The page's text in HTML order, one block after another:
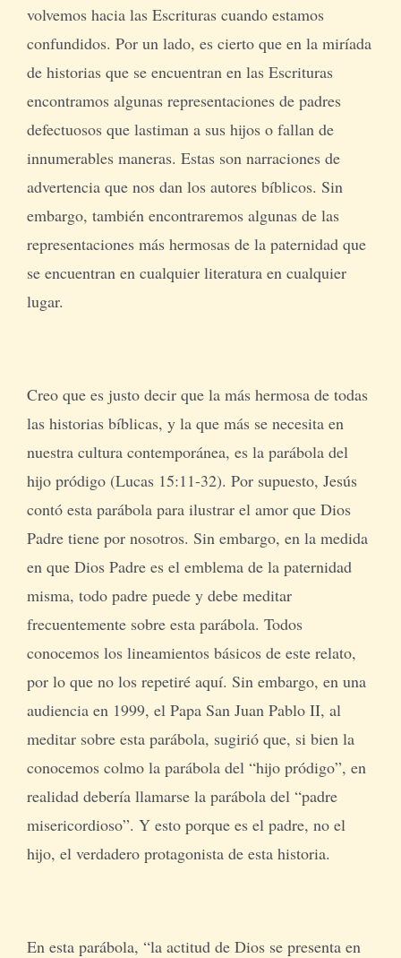
volvemos hacia las Escrituras cuando estamos
confundidos. Por un lado, es cierto que en la miríada
de historias que se encuentran en las Escrituras
encontramos algunas representaciones de padres
defectuosos que lastiman a sus hijos o fallan de
innumerables maneras. Estas son narraciones de
advertencia que nos dan los autores bíblicos. Sin
embargo, también encontraremos algunas de las
representaciones más hermosas de la paternidad que
se encuentran en cualquier literatura en cualquier
lugar.
Creo que es justo decir que la más hermosa de todas
las historias bíblicas, y la que más se necesita en
nuestra cultura contemporánea, es la parábola del
hijo pródigo (Lucas 15:11-32). Por supuesto, Jesús
contó esta parábola para ilustrar el amor que Dios
Padre tiene por nosotros. Sin embargo, en la medida
en que Dios Padre es el emblema de la paternidad
misma, todo padre puede y debe meditar
frecuentemente sobre esta parábola. Todos
conocemos los lineamientos básicos de este relato,
por lo que no los repetiré aquí. Sin embargo, en una
audiencia en 1999, el Papa San Juan Pablo II, al
meditar sobre esta parábola, sugirió que, si bien la
conocemos colmo la parábola del “hijo pródigo”, en
realidad debería llamarse la parábola del “padre
misericordioso”. Y esto porque es el padre, no el
hijo, el verdadero protagonista de esta historia.
En esta parábola, “la actitud de Dios se presenta en